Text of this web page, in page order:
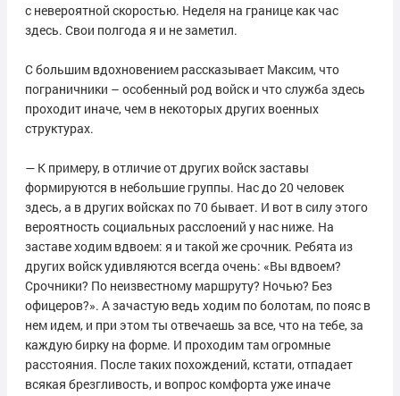
с невероятной скоростью. Неделя на границе как час
здесь. Свои полгода я и не заметил.
С большим вдохновением рассказывает Максим, что
пограничники – особенный род войск и что служба здесь
проходит иначе, чем в некоторых других военных
структурах.
— К примеру, в отличие от других войск заставы
формируются в небольшие группы. Нас до 20 человек
здесь, а в других войсках по 70 бывает. И вот в силу этого
вероятность социальных расслоений у нас ниже. На
заставе ходим вдвоем: я и такой же срочник. Ребята из
других войск удивляются всегда очень: «Вы вдвоем?
Срочники? По неизвестному маршруту? Ночью? Без
офицеров?». А зачастую ведь ходим по болотам, по пояс в
нем идем, и при этом ты отвечаешь за все, что на тебе, за
каждую бирку на форме. И проходим там огромные
расстояния. После таких похождений, кстати, отпадает
всякая брезгливость, и вопрос комфорта уже иначе